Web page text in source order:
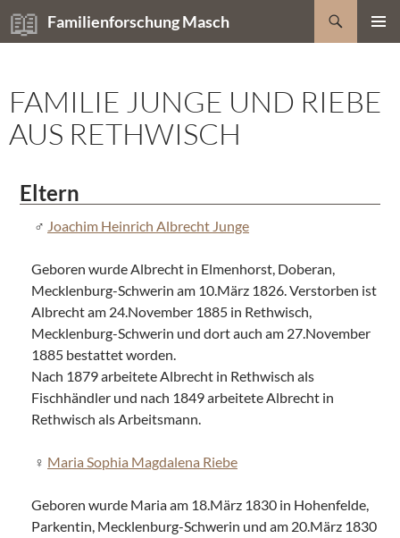
Zum
Inhalt
Familienforschung Masch
Suchen
FAMILIE JUNGE UND RIEBE
AUS RETHWISCH
Eltern
Joachim Heinrich Albrecht Junge
Geboren wurde Albrecht in Elmenhorst, Doberan,
Mecklenburg-Schwerin am 10.März 1826. Verstorben ist
Albrecht am 24.November 1885 in Rethwisch,
Mecklenburg-Schwerin und dort auch am 27.November
1885 bestattet worden.
Nach 1879 arbeitete Albrecht in Rethwisch als
Fischhändler und nach 1849 arbeitete Albrecht in
Rethwisch als Arbeitsmann.
Maria Sophia Magdalena Riebe
Geboren wurde Maria am 18.März 1830 in Hohenfelde,
Parkentin, Mecklenburg-Schwerin und am 20.März 1830